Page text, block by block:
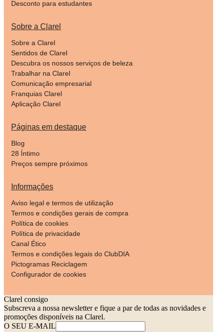
Desconto para estudantes
Sobre a Clarel
Sobre a Clarel
Sentidos de Clarel
Descubra os nossos serviços de beleza
Trabalhar na Clarel
Comunicação empresarial
Franquias Clarel
Aplicação Clarel
Páginas em destaque
Blog
28 Íntimo
Preços sempre próximos
Informações
Aviso legal e termos de utilização
Termos e condições gerais de compra
Política de cookies
Política de privacidade
Canal Ético
Termos e condições legais do ClubDIA
Pictogramas Reciclagem
Configurador de cookies
Clarel consigo
Subscreva a nossa newsletter e fique a par de todas as novidades e
promoções disponíveis na Clarel.
O SEU E-MAIL